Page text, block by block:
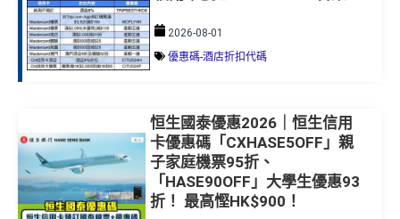
2026-08-01
優惠碼-酒店折扣代碼
恒生國泰優惠2026｜恒生信用
卡優惠碼「CXHASE5OFF」親
子家庭機票95折、
「HASE90OFF」大學生優惠93
折！ 最高慳HK$900！